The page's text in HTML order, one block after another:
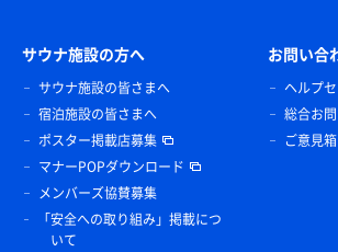
サウナ施設の方へ
サウナ施設の皆さまへ
宿泊施設の皆さまへ
ポスター掲載店募集
マナーPOPダウンロード
メンバーズ協賛募集
「安全への取り組み」掲載につ
いて
お問い合
ヘルプ
総合お
ご意見箱